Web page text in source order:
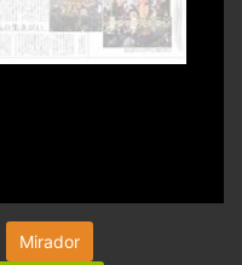
Mirador